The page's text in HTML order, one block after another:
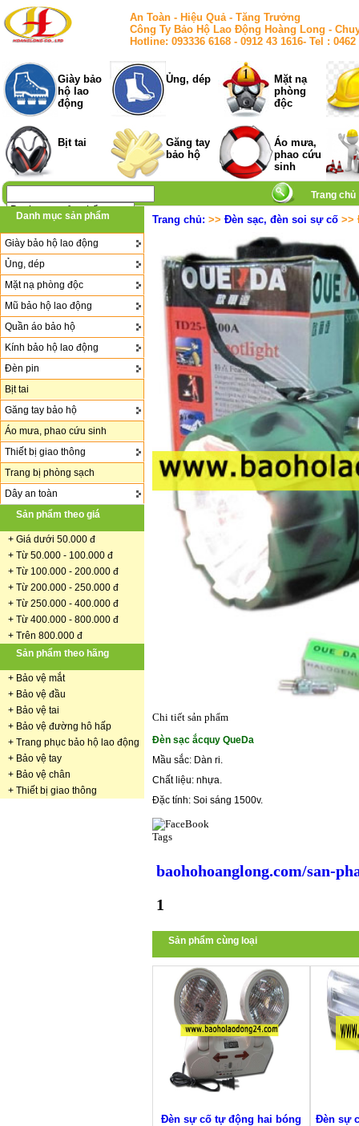
An Toàn - Hiệu Quả - Tăng Trưởng
Công Ty Bảo Hộ Lao Động Hoàng Long -
Hotline: 093336 6168 - 0912 43 1616- Tel :
Giày bảo
hộ lao
động
Ủng, dép
Mặt nạ
phòng
độc
Bịt tai
Găng tay
bảo hộ
Áo mưa,
phao cứu
sinh
Trang chủ
Danh mục sản phẩm
Giày bảo hộ lao động
Ủng, dép
Mặt nạ phòng độc
Mũ bảo hộ lao động
Quần áo bảo hộ
Kính bảo hộ lao động
Đèn pin
Bịt tai
Găng tay bảo hộ
Áo mưa, phao cứu sinh
Thiết bị giao thông
Trang bị phòng sạch
Dây an toàn
Sản phẩm theo giá
+ Giá dưới 50.000 đ
+ Từ 50.000 - 100.000 đ
+ Từ 100.000 - 200.000 đ
+ Từ 200.000 - 250.000 đ
+ Từ 250.000 - 400.000 đ
+ Từ 400.000 - 800.000 đ
+ Trên 800.000 đ
Sản phẩm theo hãng
+ Bảo vệ mắt
+ Bảo vệ đầu
+ Bảo vệ tai
+ Bảo vệ đường hô hấp
+ Trang phục bảo hộ lao động
+ Bảo vệ tay
+ Bảo vệ chân
+ Thiết bị giao thông
Trang chủ: >> Đèn sạc, đèn soi sự cố >>
Chi tiết sản phẩm
Đèn sạc ắcquy QueDa
Mầu sắc: Dàn ri.
Chất liệu: nhựa.
Đặc tính: Soi sáng 1500v.
Tags
baohohoanglong.com/san-
1
Sản phẩm cùng loại
Đèn sự cố tự động hai bóng Đèn sự